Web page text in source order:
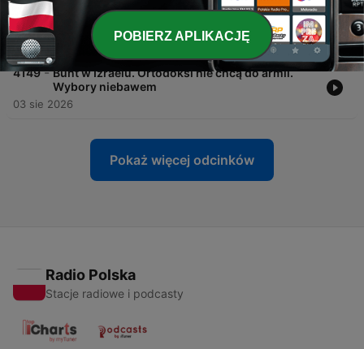
4150 - Indie, Chiny i Iran ratują gospodarkę Rosji! |
Tydzień w ZBiR 65
04 sie 2026
4149 - Bunt w Izraelu. Ortodoksi nie chcą do armii.
Wybory niebawem
03 sie 2026
Pokaż więcej odcinków
Radio Polska
Stacje radiowe i podcasty
POBIERZ APLIKACJĘ